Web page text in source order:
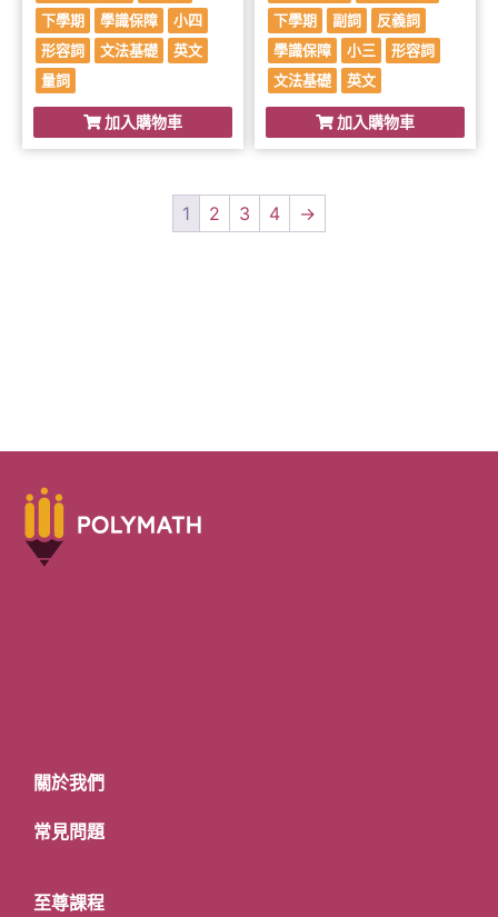
下學期
學識保障
小四
形容詞
文法基礎
英文
量詞
加入購物車
下學期
副詞
反義詞
學識保障
小三
形容詞
文法基礎
英文
加入購物車
1 2 3 4 →
關於我們
常見問題
至尊課程